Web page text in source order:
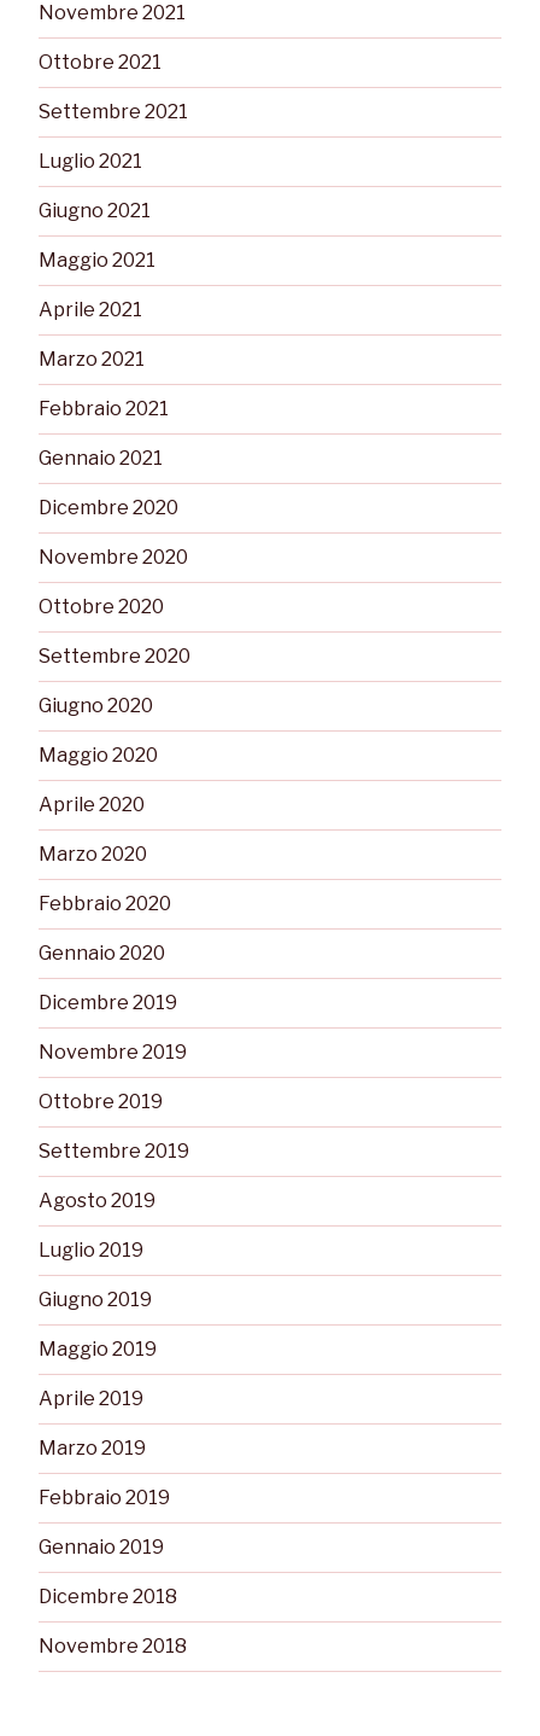
Novembre 2021
Ottobre 2021
Settembre 2021
Luglio 2021
Giugno 2021
Maggio 2021
Aprile 2021
Marzo 2021
Febbraio 2021
Gennaio 2021
Dicembre 2020
Novembre 2020
Ottobre 2020
Settembre 2020
Giugno 2020
Maggio 2020
Aprile 2020
Marzo 2020
Febbraio 2020
Gennaio 2020
Dicembre 2019
Novembre 2019
Ottobre 2019
Settembre 2019
Agosto 2019
Luglio 2019
Giugno 2019
Maggio 2019
Aprile 2019
Marzo 2019
Febbraio 2019
Gennaio 2019
Dicembre 2018
Novembre 2018